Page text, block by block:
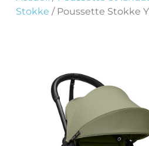
Stokke / Poussette Stokke